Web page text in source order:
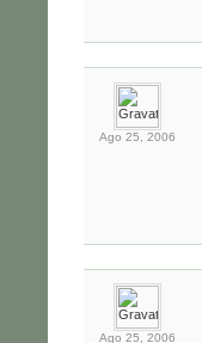
Ago 25, 2006
Ago 25, 2006